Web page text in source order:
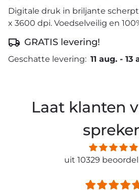
Digitale druk in briljante
x 3600 dpi. Voedselveilig en
GRATIS levering!
Geschatte levering: 11 aug. - 13
Laat klanten
uit 10329